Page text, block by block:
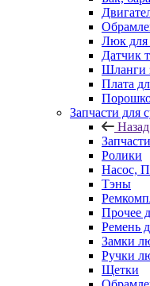
Люк для
Датчик
Шланги
Плата
Запчасти
Назад
Ролики
Насос,
Тэны
Прочее
Ремень
Замки
Ручки
Щетки